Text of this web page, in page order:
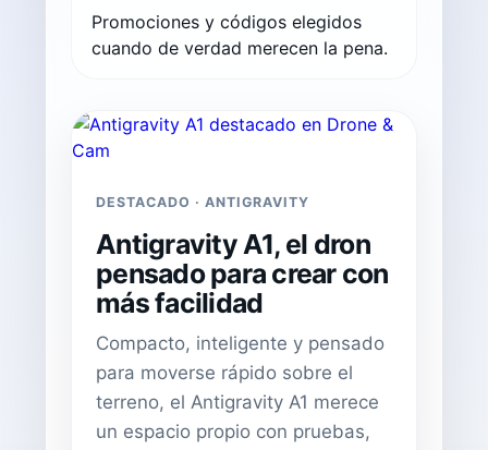
Promociones y códigos elegidos
cuando de verdad merecen la pena.
DESTACADO · ANTIGRAVITY
Antigravity A1, el dron
pensado para crear con
más facilidad
Compacto, inteligente y pensado
para moverse rápido sobre el
terreno, el Antigravity A1 merece
un espacio propio con pruebas,